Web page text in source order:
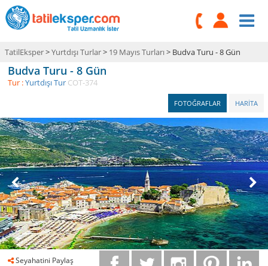
TatilEksper>Yurtdışı Turlar> 19 Mayıs Turları> Budva Turu - 8 Gün
Budva Turu - 8 Gün
Tur :Yurtdışı Tur COT-374
HARİTA
FOTOĞRAFLAR
Seyahatini Paylaş